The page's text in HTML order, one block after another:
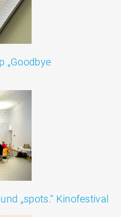
„Goodbye
„spots.“ Kinofestival